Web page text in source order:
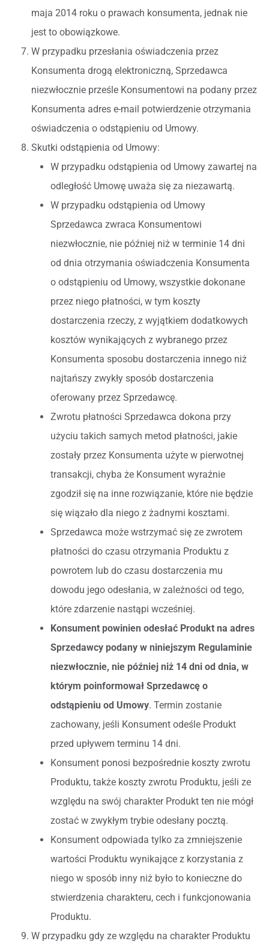
maja 2014 roku o prawach konsumenta, jednak nie
jest to obowiązkowe.
W przypadku przesłania oświadczenia przez
Konsumenta drogą elektroniczną, Sprzedawca
niezwłocznie prześle Konsumentowi na podany przez
Konsumenta adres e-mail potwierdzenie otrzymania
oświadczenia o odstąpieniu od Umowy.
Skutki odstąpienia od Umowy:
W przypadku odstąpienia od Umowy zawartej na
odległość Umowę uważa się za niezawartą.
W przypadku odstąpienia od Umowy
Sprzedawca zwraca Konsumentowi
niezwłocznie, nie później niż w terminie 14 dni
od dnia otrzymania oświadczenia Konsumenta
o odstąpieniu od Umowy, wszystkie dokonane
przez niego płatności, w tym koszty
dostarczenia rzeczy, z wyjątkiem dodatkowych
kosztów wynikających z wybranego przez
Konsumenta sposobu dostarczenia innego niż
najtańszy zwykły sposób dostarczenia
oferowany przez Sprzedawcę.
Zwrotu płatności Sprzedawca dokona przy
użyciu takich samych metod płatności, jakie
zostały przez Konsumenta użyte w pierwotnej
transakcji, chyba że Konsument wyraźnie
zgodził się na inne rozwiązanie, które nie będzie
się wiązało dla niego z żadnymi kosztami.
Sprzedawca może wstrzymać się ze zwrotem
płatności do czasu otrzymania Produktu z
powrotem lub do czasu dostarczenia mu
dowodu jego odesłania, w zależności od tego,
które zdarzenie nastąpi wcześniej.
Konsument powinien odesłać Produkt na adres
Sprzedawcy podany w niniejszym Regulaminie
niezwłocznie, nie później niż 14 dni od dnia, w
którym poinformował Sprzedawcę o
odstąpieniu od Umowy. Termin zostanie
zachowany, jeśli Konsument odeśle Produkt
przed upływem terminu 14 dni.
Konsument ponosi bezpośrednie koszty zwrotu
Produktu, także koszty zwrotu Produktu, jeśli ze
względu na swój charakter Produkt ten nie mógł
zostać w zwykłym trybie odesłany pocztą.
Konsument odpowiada tylko za zmniejszenie
wartości Produktu wynikające z korzystania z
niego w sposób inny niż było to konieczne do
stwierdzenia charakteru, cech i funkcjonowania
Produktu.
W przypadku gdy ze względu na charakter Produktu